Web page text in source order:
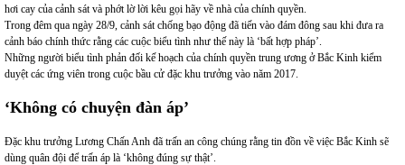
hơi cay của cảnh sát và phớt lờ lời kêu gọi hãy về nhà của chính quyền.
Trong đêm qua ngày 28/9, cảnh sát chống bạo động đã tiến vào đám đông sau khi đưa ra
cảnh báo chính thức rằng các cuộc biểu tình như thế này là ‘bất hợp pháp’.
Những người biểu tình phản đối kế hoạch của chính quyền trung ương ở Bắc Kinh kiểm
duyệt các ứng viên trong cuộc bầu cử đặc khu trưởng vào năm 2017.
‘Không có chuyện đàn áp’
Đặc khu trưởng Lương Chấn Anh đã trấn an công chúng rằng tin đồn về việc Bắc Kinh sẽ
dùng quân đội để trấn áp là ‘không đúng sự thật’.